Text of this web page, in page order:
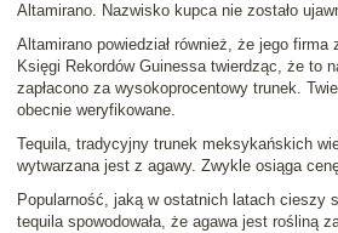
Altamirano. Nazwisko kupca nie zostało
Altamirano powiedział również, że jego firma
Księgi Rekordów Guinessa twierdząc, że to
zapłacono za wysokoprocentowy trunek.
obecnie weryfikowane.
Tequila, tradycyjny trunek meksykańskich
wytwarzana jest z agawy. Zwykle osiąga
Popularność, jaką w ostatnich latach cieszy
tequila spowodowała, że agawa jest rośliną